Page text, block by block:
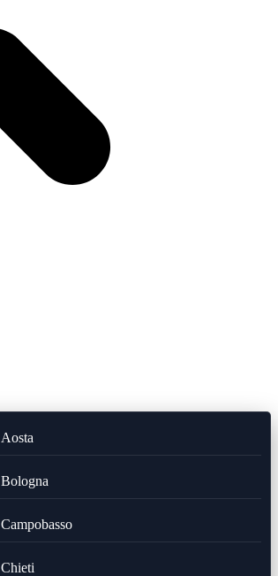
Aosta
Bologna
Campobasso
Chieti